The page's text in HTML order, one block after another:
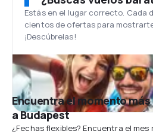
Estás en el lugar correcto. Cada
cientos de ofertas para
¡Descúbrelas!
Encuentra el momento
a Budapest
¿Fechas flexibles? Encuentra el